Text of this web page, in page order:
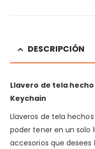
DESCRIPCIÓN
Llavero de tela
Keychain
Llaveros de tela
poder tener en un solo
accesorios que